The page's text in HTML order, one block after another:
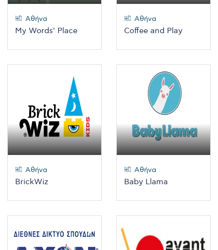
Αθήνα
My Words' Place
Αθήνα
Coffee and Play
Αθήνα
BrickWiz
Αθήνα
Baby Llama